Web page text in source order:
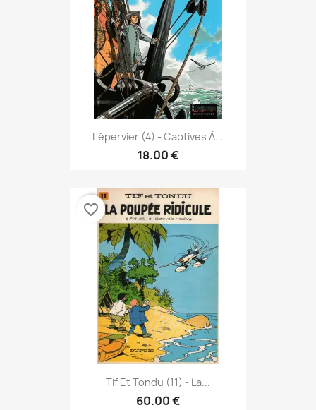
L'épervier (4) - Captives À...
18.00 €
Tif Et Tondu (11) - La...
60.00 €
favorite_border